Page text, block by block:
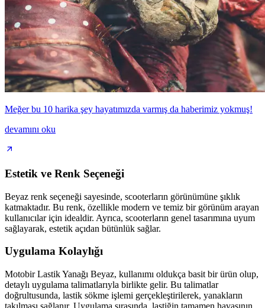
Meğer bu 10 harika şey hayatımızda varmış da haberimiz yokmuş!
devamını oku
Estetik ve Renk Seçeneği
Beyaz renk seçeneği sayesinde, scooterların görünümüne şıklık
katmaktadır. Bu renk, özellikle modern ve temiz bir görünüm arayan
kullanıcılar için idealdir. Ayrıca, scooterların genel tasarımına uyum
sağlayarak, estetik açıdan bütünlük sağlar.
Uygulama Kolaylığı
Motobir Lastik Yanağı Beyaz, kullanımı oldukça basit bir ürün olup,
detaylı uygulama talimatlarıyla birlikte gelir. Bu talimatlar
doğrultusunda, lastik sökme işlemi gerçekleştirilerek, yanakların
takılması sağlanır. Uygulama sırasında, lastiğin tamamen havasının